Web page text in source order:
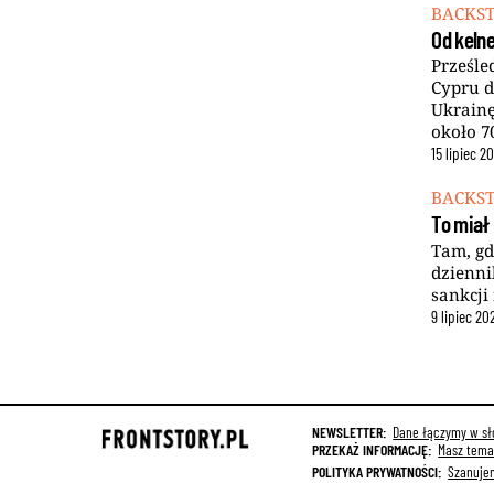
Od
Cypru
około
15lipiec
To
Tam,
sankcji
9lipiec
NEWSLETTER: Dane łączymy w
PRZEKAŻ INFORMACJĘ: Masz
POLITYKA PRYWATNOŚCI: